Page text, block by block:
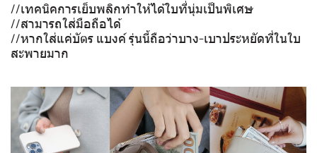
//เทคนิคการเย็บพลิกทำให้ได้ใบที่นุ่มเป็นพิเศษ
//สามารถใส่มือถือได้
//หากใส่แค่บัตร แบงค์ รุ่นนี้ถือว่าบาง-เบาประหยัดที่ในใบ
สะพายมาก